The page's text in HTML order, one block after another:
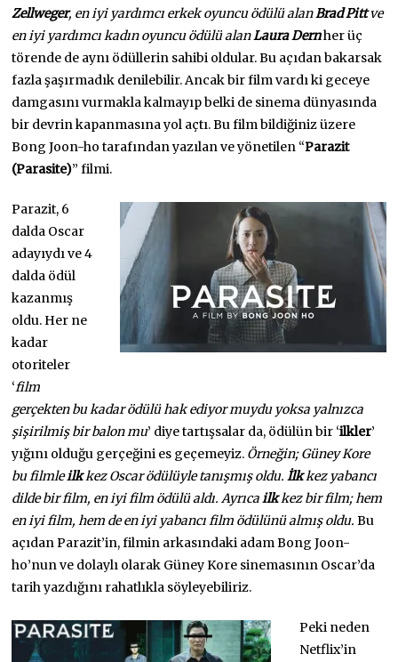
Zellweger, en iyi yardımcı erkek oyuncu ödülü alanBrad Pittve
en iyi yardımcı kadın oyuncu ödülü alanLaura Dernher üç
törende de aynı ödüllerin sahibi oldular. Bu açıdan bakarsak
fazla şaşırmadık denilebilir. Ancak bir film vardı ki geceye
damgasını vurmakla kalmayıp belki de sinema dünyasında
bir devrin kapanmasına yol açtı. Bu film bildiğiniz üzere
Bong Joon-ho tarafından yazılan ve yönetilen “Parazit
(Parasite)” filmi.
Parazit, 6
dalda Oscar
adayıydı ve 4
dalda ödül
kazanmış
oldu. Her ne
kadar
otoriteler
‘film
gerçekten bu kadar ödülü hak ediyor muydu yoksa yalnızca
şişirilmiş bir balon mu’ diye tartışsalar da, ödülün bir ‘ilkler’
yığını olduğu gerçeğini es geçemeyiz. Örneğin; Güney Kore
bu filmleilkkez Oscar ödülüyle tanışmış oldu.İlkkez yabancı
dilde bir film, en iyi film ödülü aldı. Ayrıcailkkez bir film; hem
en iyi film, hem de en iyi yabancı film ödülünü almış oldu. Bu
açıdan Parazit’in, filmin arkasındaki adam Bong Joon-
ho’nun ve dolaylı olarak Güney Kore sinemasının Oscar’da
tarih yazdığını rahatlıkla söyleyebiliriz.
Peki neden
Netflix’in